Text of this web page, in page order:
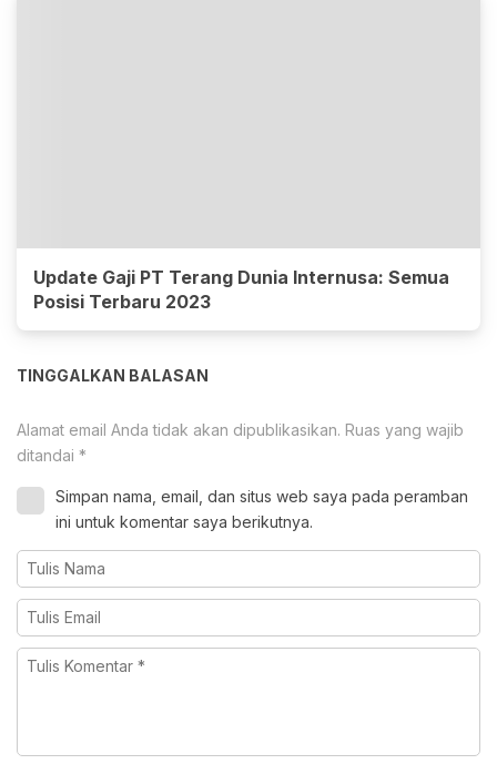
Update Gaji PT Terang Dunia Internusa: Semua
Posisi Terbaru 2023
TINGGALKAN BALASAN
Alamat email Anda tidak akan dipublikasikan. Ruas yang wajib
ditandai *
Simpan nama, email, dan situs web saya pada peramban
ini untuk komentar saya berikutnya.